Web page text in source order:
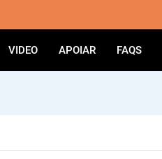
VIDEO APOIAR FAQS